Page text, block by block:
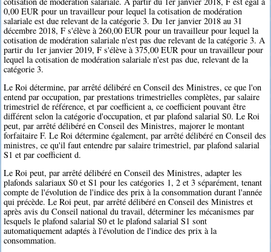
0,00 EUR pour un travailleur pour lequel la cotisation de modération
salariale est due relevant de la catégorie 3. Du 1er janvier 2018 au 31
décembre 2018, F s'élève à 260,00 EUR pour un travailleur pour lequel la
cotisation de modération salariale n'est pas due relevant de la catégorie 3. A
partir du 1er janvier 2019, F s'élève à 375,00 EUR pour un travailleur pour
lequel la cotisation de modération salariale n'est pas due, relevant de la
catégorie 3.
Le Roi détermine, par arrêté délibéré en Conseil des Ministres, ce que l'on
entend par occupation, par prestations trimestrielles complètes, par salaire
trimestriel de référence, et par coefficient a, ce coefficient pouvant être
différent selon la catégorie d'occupation, et par plafond salarial S0. Le Roi
peut, par arrêté délibéré en Conseil des Ministres, majorer le montant
forfaitaire F. Le Roi détermine également, par arrêté délibéré en Conseil des
ministres, ce qu'il faut entendre par salaire trimestriel, par plafond salarial
S1 et par coefficient d.
Le Roi peut, par arrêté délibéré en Conseil des Ministres, adapter les
plafonds salariaux S0 et S1 pour les catégories 1, 2 et 3 séparément, tenant
compte de l'évolution de l'indice des prix à la consommation durant l'année
qui précède. Le Roi peut, par arrêté délibéré en Conseil des Ministres et
après avis du Conseil national du travail, déterminer les mécanismes par
lesquels le plafond salarial S0 et le plafond salarial S1 sont
automatiquement adaptés à l'évolution de l'indice des prix à la
consommation.